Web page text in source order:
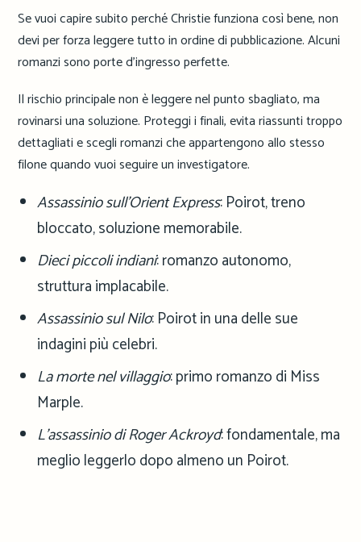
Se vuoi capire subito perché Christie funziona così bene, non
devi per forza leggere tutto in ordine di pubblicazione. Alcuni
romanzi sono porte d’ingresso perfette.
Il rischio principale non è leggere nel punto sbagliato, ma
rovinarsi una soluzione. Proteggi i finali, evita riassunti troppo
dettagliati e scegli romanzi che appartengono allo stesso
filone quando vuoi seguire un investigatore.
Assassinio sull’Orient Express: Poirot, treno
bloccato, soluzione memorabile.
Dieci piccoli indiani: romanzo autonomo,
struttura implacabile.
Assassinio sul Nilo: Poirot in una delle sue
indagini più celebri.
La morte nel villaggio: primo romanzo di Miss
Marple.
L’assassinio di Roger Ackroyd: fondamentale, ma
meglio leggerlo dopo almeno un Poirot.